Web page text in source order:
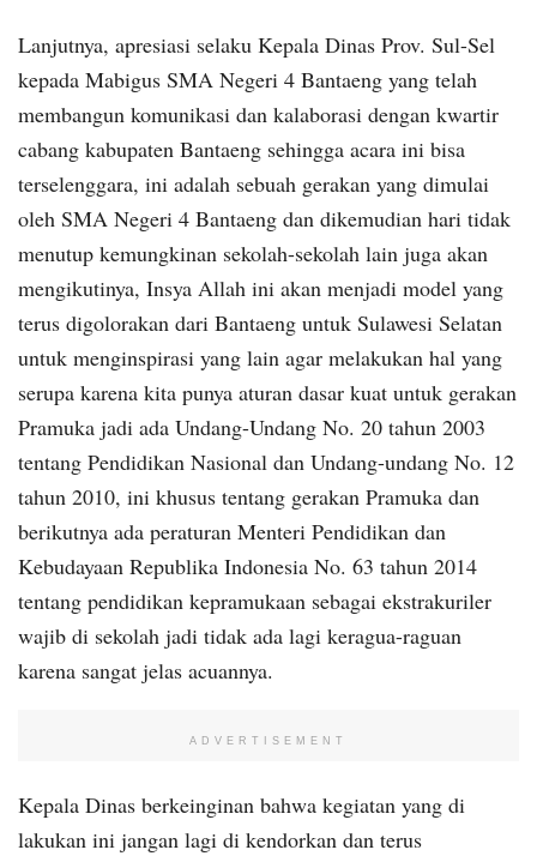
Lanjutnya, apresiasi selaku Kepala Dinas Prov. Sul-Sel
kepada Mabigus SMA Negeri 4 Bantaeng yang telah
membangun komunikasi dan kalaborasi dengan kwartir
cabang kabupaten Bantaeng sehingga acara ini bisa
terselenggara, ini adalah sebuah gerakan yang dimulai
oleh SMA Negeri 4 Bantaeng dan dikemudian hari tidak
menutup kemungkinan sekolah-sekolah lain juga akan
mengikutinya, Insya Allah ini akan menjadi model yang
terus digolorakan dari Bantaeng untuk Sulawesi Selatan
untuk menginspirasi yang lain agar melakukan hal yang
serupa karena kita punya aturan dasar kuat untuk gerakan
Pramuka jadi ada Undang-Undang No. 20 tahun 2003
tentang Pendidikan Nasional dan Undang-undang No. 12
tahun 2010, ini khusus tentang gerakan Pramuka dan
berikutnya ada peraturan Menteri Pendidikan dan
Kebudayaan Republika Indonesia No. 63 tahun 2014
tentang pendidikan kepramukaan sebagai ekstrakuriler
wajib di sekolah jadi tidak ada lagi keragua-raguan
karena sangat jelas acuannya.
ADVERTISEMENT
Kepala Dinas berkeinginan bahwa kegiatan yang di
lakukan ini jangan lagi di kendorkan dan terus